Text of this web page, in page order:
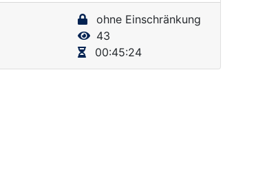
ohne Einschränkung
43
00:45:24